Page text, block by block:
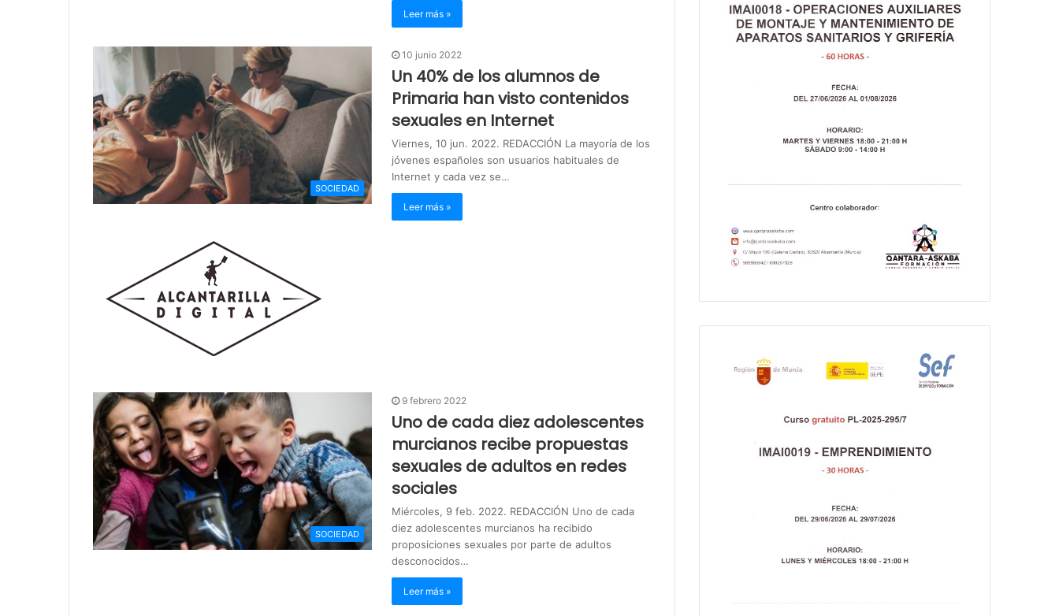
Leer más »
SOCIEDAD
10 junio 2022
Un 40% de los alumnos de
Primaria han visto contenidos
sexuales en Internet
Viernes, 10 jun. 2022. REDACCIÓN La mayoría de los
jóvenes españoles son usuarios habituales de
Internet y cada vez se…
Leer más »
SOCIEDAD
9 febrero 2022
Uno de cada diez adolescentes
murcianos recibe propuestas
sexuales de adultos en redes
sociales
Miércoles, 9 feb. 2022. REDACCIÓN Uno de cada
diez adolescentes murcianos ha recibido
proposiciones sexuales por parte de adultos
desconocidos…
Leer más »